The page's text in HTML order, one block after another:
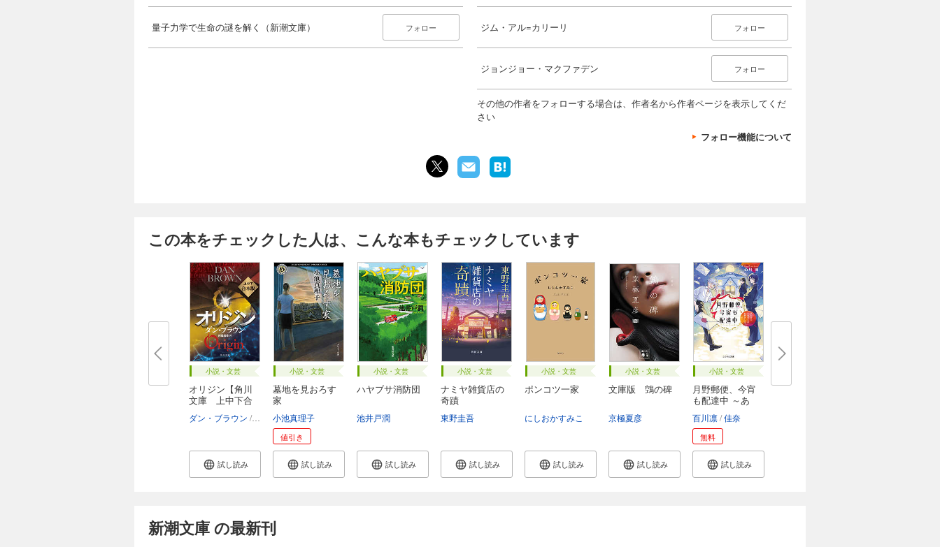
量子力学で生命の謎を解く（新潮文庫） フォロー ジム・アル=カリーリ フォロー
ジョンジョー・マクファデン フォロー
その他の作者をフォローする場合は、作者名から作者ページを表示してくだ
さい
フォロー機能について
この本をチェックした人は、こんな本もチェックしています
小説・文芸
オリジン【角川
文庫 上中下合
ダン・ブラウン 越前敏弥
試し読み
小説・文芸
墓地を見おろす
家
小池真理子
値引き
試し読み
小説・文芸
ハヤブサ消防団
池井戸潤
試し読み
小説・文芸
ナミヤ雑貨店の
奇蹟
東野圭吾
試し読み
小説・文芸
ポンコツ一家
にしおかすみこ
試し読み
小説・文芸
文庫版 鵼の碑
京極夏彦
試し読み
小説・文芸
月野郵便、今宵
も配達中 ～あ
百川凛 佳奈
無料
試し読み
新潮文庫 の最新刊